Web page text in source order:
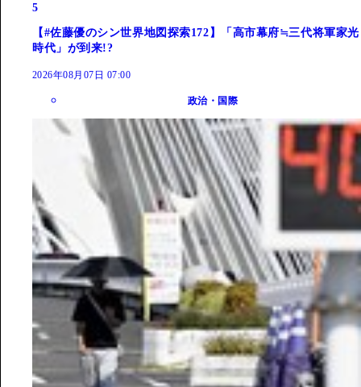
5
【#佐藤優のシン世界地図探索172】「高市幕府≒三代将軍家光
時代」が到来!?
2026年08月07日 07:00
政治・国際